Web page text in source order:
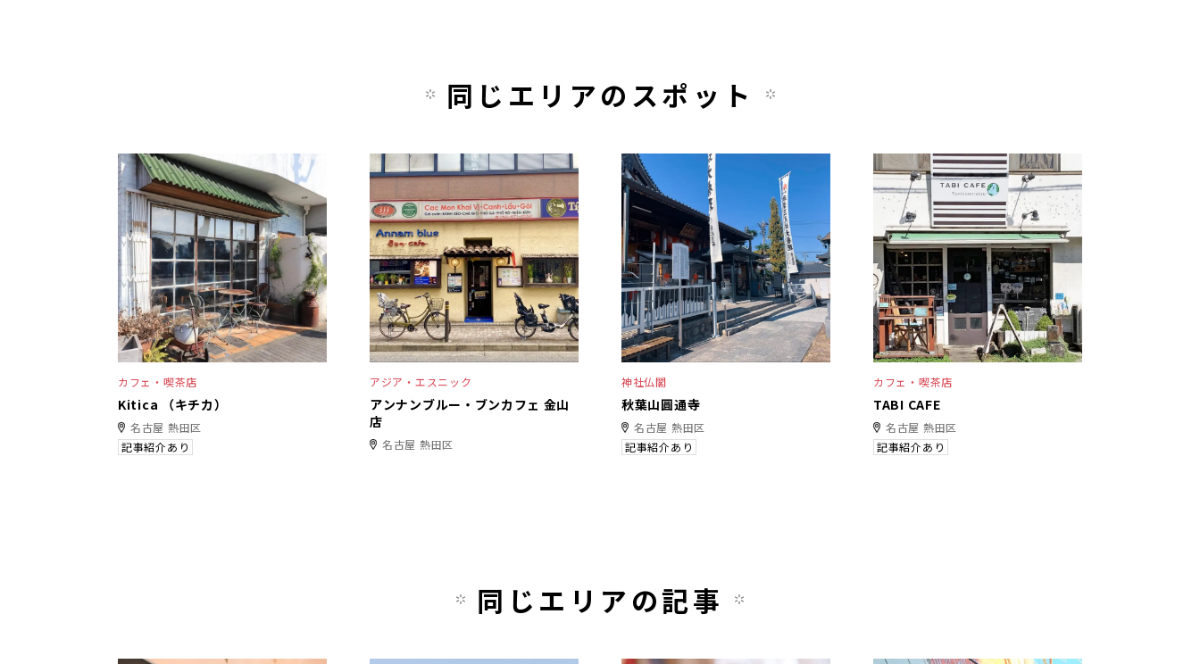
同じエリアのスポット
カフェ・喫茶店
Kitica （キチカ）
名古屋 熱田区
記事紹介あり
アジア・エスニック
アンナンブルー・ブンカフェ 金山
店
名古屋 熱田区
神社仏閣
秋葉山圓通寺
名古屋 熱田区
記事紹介あり
カフェ・喫茶店
TABI CAFE
名古屋 熱田区
記事紹介あり
同じエリアの記事